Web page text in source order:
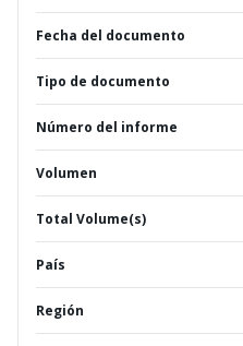
Fecha del documento
Tipo de documento
Número del informe
Volumen
Total Volume(s)
País
Región